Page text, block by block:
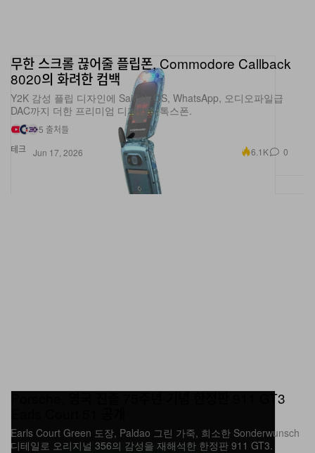
테크
무한 스크롤 끊어줄 플립폰, Commodore Callback
8020의 화려한 컴백
Y2K 감성 플립 디자인에 Sailfish OS, WhatsApp, 오디오파일급
DAC까지 더한 프리미엄 디지털 디톡스폰.
5 출처들
Jun 17, 2026
6.1K 0
Porsche, 영국 진출 75주년 기념 한정판 911 GT3
Earls Court Green 도장, Paldao 그린 가죽, 희소한 Sonderwunsch
디테일로 오리지널 356의 감성을 재해석한 한정판 911 GT3.